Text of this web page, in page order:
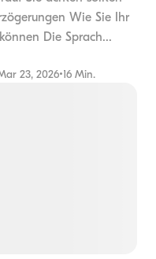
Wie Sie Ihr
Die Sprach...
23, 2026•16 Min.